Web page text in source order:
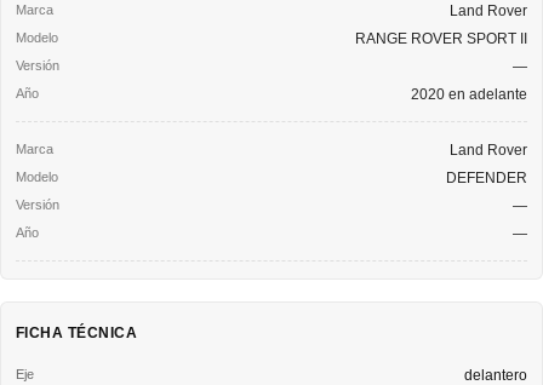
Land Rover
RANGE ROVER SPORT II
—
2020 en adelante
Land Rover
DEFENDER
—
—
FICHA TÉCNICA
Eje delantero